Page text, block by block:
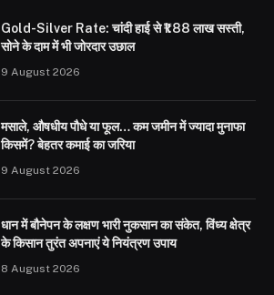
Gold-Silver Rate: चांदी हाई से ₹1.88 लाख सस्ती,
सोने के दाम में भी जोरदार उछाल
9 August 2026
मसाले, औषधीय पौधे या फूल… कम जमीन में ज्यादा मुनाफा
किसमें? बेहतर कमाई का जरिया
9 August 2026
धान में बौनेपन के लक्षण भारी नुकसान का संकेत, विंध्य क्षेत्र
के किसान तुरंत अपनाएं ये नियंत्रण उपाय
8 August 2026